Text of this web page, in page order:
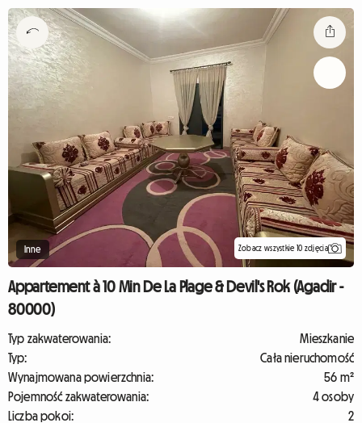
Inne Zobacz wszystkie 10 zdjęcia
Appartement à 10 Min De La Plage & Devil's Rok (Agadir -
80000)
Typ zakwaterowania:
Mieszkanie
Typ:
Cała nieruchomość
Wynajmowana powierzchnia:
56 m²
Pojemność zakwaterowania:
4 osoby
Liczba pokoi:
2